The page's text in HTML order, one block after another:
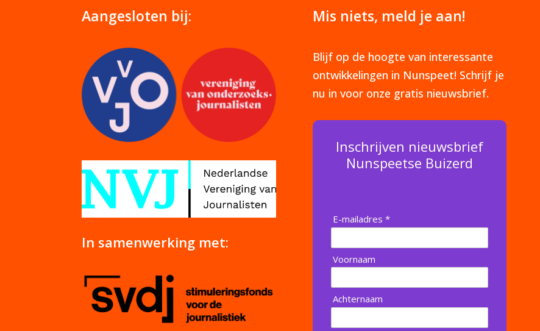
Aangesloten bij:
In samenwerking met:
Mis niets, meld je aan!
Blijf op de hoogte van interessante
ontwikkelingen in Nunspeet! Schrijf je
nu in voor onze gratis nieuwsbrief.
Inschrijven nieuwsbrief
Nunspeetse Buizerd
E-mailadres *
Voornaam
Achternaam